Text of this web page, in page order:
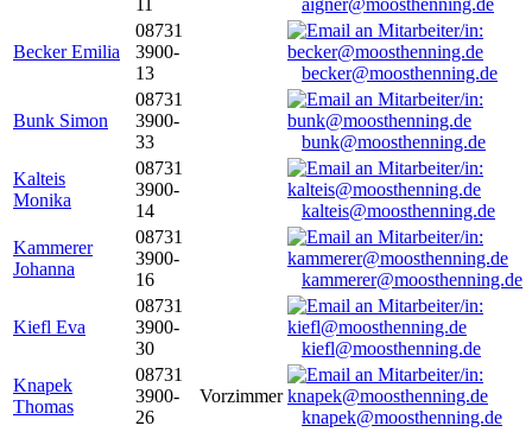
aigner@moosthenning.de
Becker Emilia
08731
3900-
13
becker@moosthenning.de
Bunk Simon
08731
3900-
33
bunk@moosthenning.de
Kalteis
Monika
08731
3900-
14
kalteis@moosthenning.de
Kammerer
Johanna
08731
3900-
16
kammerer@moosthenning.de
Kiefl Eva
08731
3900-
30
kiefl@moosthenning.de
Knapek
Thomas
08731
3900-
26
Vorzimmer
knapek@moosthenning.de